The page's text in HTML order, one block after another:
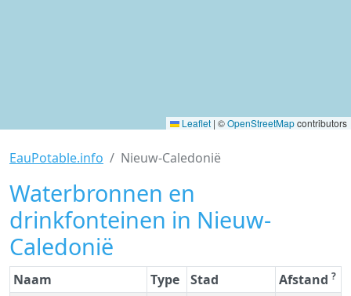
Leaflet | ©OpenStreetMapcontributors
EauPotable.info Nieuw-Caledonië
Waterbronnen en
drinkfonteinen in Nieuw-
Caledonië
Naam Type Stad Afstand ?